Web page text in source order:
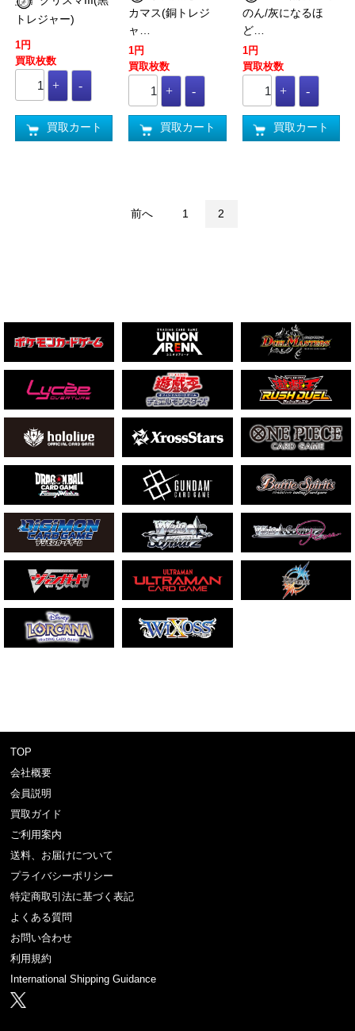
トレジャー)
1円
買取枚数
買取カート
カマス(銅トレジ
ャ…
1円
買取枚数
買取カート
のん/灰になるほ
ど…
1円
買取枚数
買取カート
前へ 1 2
TOP
会社概要
会員説明
買取ガイド
ご利用案内
送料、お届けについて
プライバシーポリシー
特定商取引法に基づく表記
よくある質問
お問い合わせ
利用規約
International Shipping Guidance